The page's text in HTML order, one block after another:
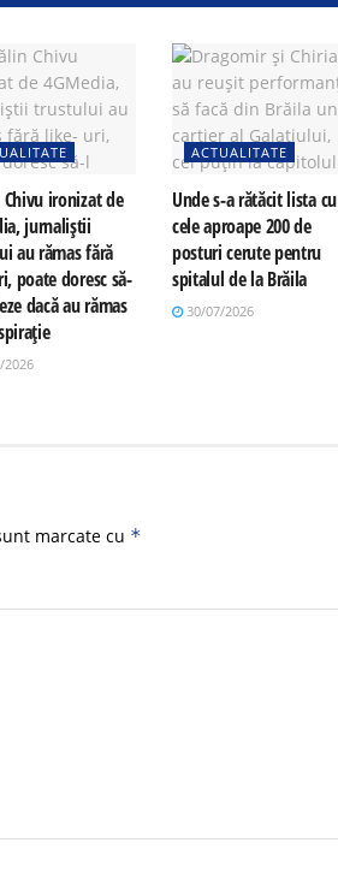
Chivu ironizat de
jurnaliștii
au rămas fără
poate doresc să-
dacă au rămas
ACTUALITATE
Unde s-a rătăcit lista cu
cele aproape 200 de
posturi cerute pentru
spitalul de la Brăila
30/07/2026
marcate cu *